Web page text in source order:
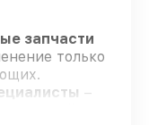
запчасти
только
–